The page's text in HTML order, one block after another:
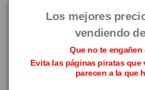
Los mejores
vendiendo
Que no te
Evita las páginas piratas que
parecen a la que